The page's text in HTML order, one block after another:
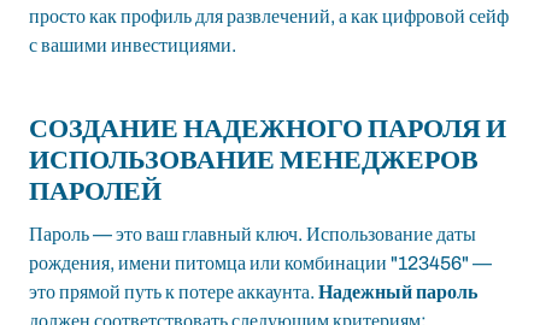
просто как профиль для развлечений, а как цифровой сейф
с вашими инвестициями.
СОЗДАНИЕ НАДЕЖНОГО ПАРОЛЯ И
ИСПОЛЬЗОВАНИЕ МЕНЕДЖЕРОВ
ПАРОЛЕЙ
Пароль — это ваш главный ключ. Использование даты
рождения, имени питомца или комбинации "123456" —
это прямой путь к потере аккаунта. Надежный пароль